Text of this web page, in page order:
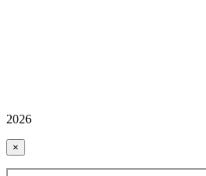
2026
×